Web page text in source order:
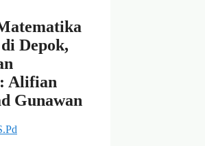
Depok,
Alifian
Gunawan